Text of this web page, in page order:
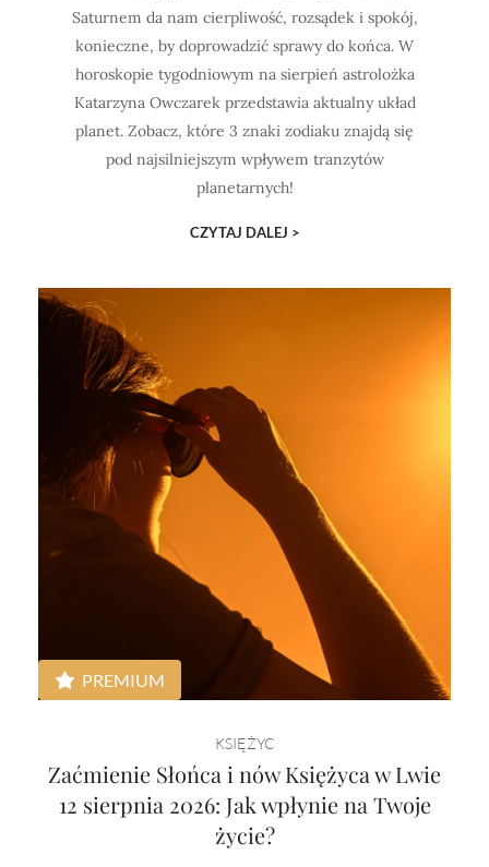
Saturnem da nam cierpliwość, rozsądek i spokój,
konieczne, by doprowadzić sprawy do końca. W
horoskopie tygodniowym na sierpień astrolożka
Katarzyna Owczarek przedstawia aktualny układ
planet. Zobacz, które 3 znaki zodiaku znajdą się
pod najsilniejszym wpływem tranzytów
planetarnych!
CZYTAJ DALEJ >
PREMIUM
KSIĘŻYC
Zaćmienie Słońca i nów Księżyca w Lwie
12 sierpnia 2026: Jak wpłynie na Twoje
życie?